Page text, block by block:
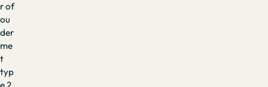
r of
ou
der
me
t
typ